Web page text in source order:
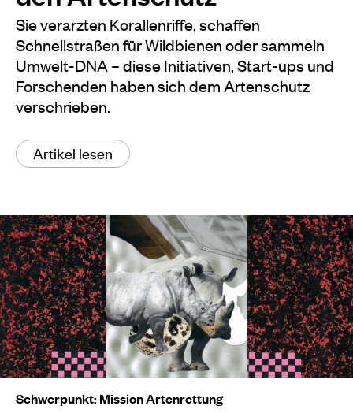
Sie verarzten Korallenriffe, schaffen
Schnellstraßen für Wildbienen oder sammeln
Umwelt-DNA – diese Initiativen, Start-ups und
Forschenden haben sich dem Artenschutz
verschrieben.
Artikel lesen
Schwerpunkt: Mission Artenrettung